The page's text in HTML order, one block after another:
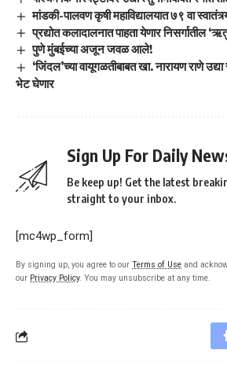
मांडकी-पालवण कृषी महाविद्यालयात ७९ वा
प्रद्योत कलादालनात पाहता येणार निसर्गातील
पुणे मुंबईच्या अजून जवळ आले!
‘जिंदल’च्या वायूगळतीबाबत खा. नारायण राणे उद्या
भेट घेणार
Sign Up For Daily
Be keep up! Get the latest
straight to your inbox.
[mc4wp_form]
By signing up, you agree to our Terms of Use and
our Privacy Policy. You may unsubscribe at any time.